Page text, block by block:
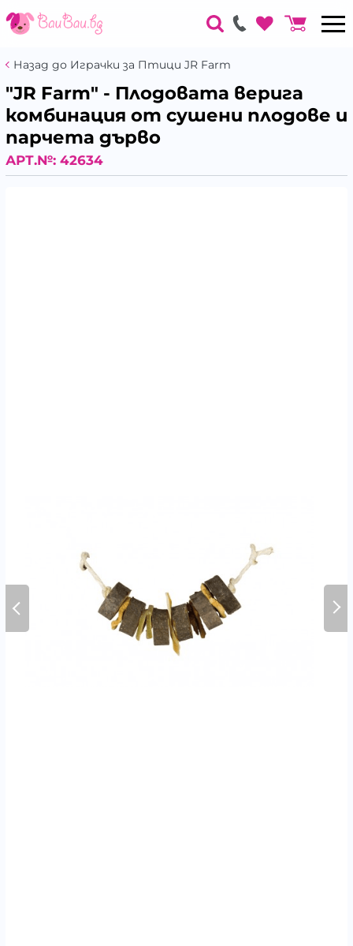
Назад до Играчки за Птици JR Farm
"JR Farm" - Плодовата верига
комбинация от сушени плодове и
парчета дърво
АРТ.№: 42634